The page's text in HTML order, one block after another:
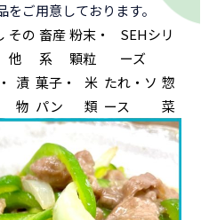
ご用意しております。
その
他
畜産
系
粉末・
顆粒
SEHシリ
ーズ
漬
物
菓子・
パン
米
類
たれ・ソ
ース
惣
菜